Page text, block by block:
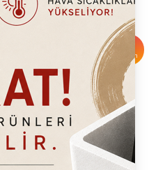
İndirim
289.20